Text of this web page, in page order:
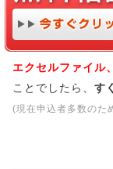
エクセルファイル
ことでしたら、 す
(現在申込者多数のた